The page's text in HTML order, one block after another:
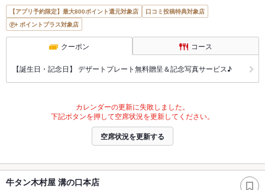
【アプリ予約限定】最大800ポイント還元対象店
口コミ投稿特典対象店
ポイントプラス対象店
クーポン コース
【誕生日・記念日】 デザートプレート無料贈呈＆記念写真サービス♪
カレンダーの更新に失敗しました。
下記ボタンを押して空席状況を更新してください。
空席状況を更新する
牛タン木村屋 溝の口本店